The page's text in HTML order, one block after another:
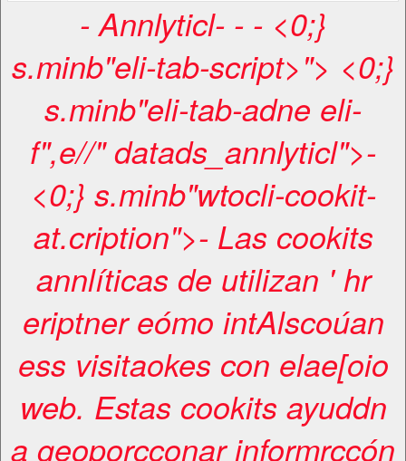
-Annlyticl- - - <0;}
s.minb"eli-tab-script>"> <0;}
s.minb"eli-tab-adne eli-
f",e//" datads_annlyticl">-
<0;} s.minb"wtocli-cookit-
at.cription">- Las cookits
annlíticas de utilizan ' hr
eriptner eómo intAlscoúan
ess visitaokes con elae[oio
web. Estas cookits ayuddn
a geoporcconar informrccón